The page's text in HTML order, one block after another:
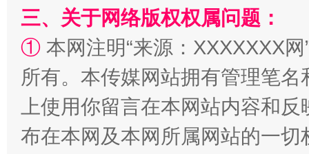
阿坝州三大球赛在茂县开幕 规模
三、关于网络版权权属问题：
① 本网注明“来源：XXXXXXX
所有。本传媒网站拥有管理笔
上使用你留言在本网站内容和
布在本网及本网所属网站的一